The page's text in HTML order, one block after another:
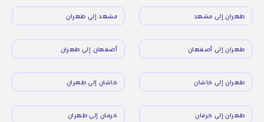
طهران إلى مشهد مشهد إلى طهران
طهران إلى أصفهان أصفهان إلى طهران
طهران إلى كاشان كاشان إلى طهران
طهران إلى كرمان كرمان إلى طهران